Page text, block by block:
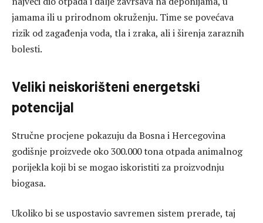
jamama ili u prirodnom okruženju. Time se povećava
rizik od zagađenja voda, tla i zraka, ali i širenja zaraznih
bolesti.
Veliki neiskorišteni energetski
potencijal
Stručne procjene pokazuju da Bosna i Hercegovina
godišnje proizvede oko 300.000 tona otpada animalnog
porijekla koji bi se mogao iskoristiti za proizvodnju
biogasa.
Ukoliko bi se uspostavio savremen sistem prerade, taj